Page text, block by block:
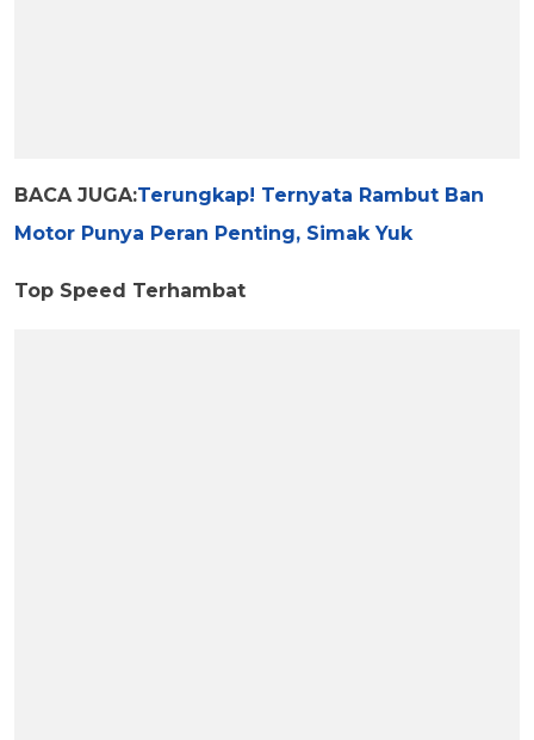
BACA JUGA:Terungkap! Ternyata Rambut Ban
Motor Punya Peran Penting, Simak Yuk
Top Speed Terhambat